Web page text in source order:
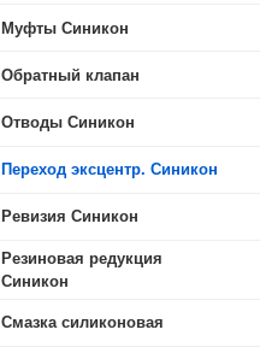
Муфты Синикон
Обратный клапан
Отводы Синикон
Переход эксцентр. Синикон
Ревизия Синикон
Резиновая редукция
Синикон
Смазка силиконовая